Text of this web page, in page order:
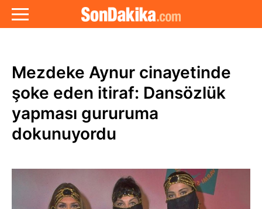
Mezdeke Aynur cinayetinde
şoke eden itiraf: Dansözlük
yapması gururuma
dokunuyordu